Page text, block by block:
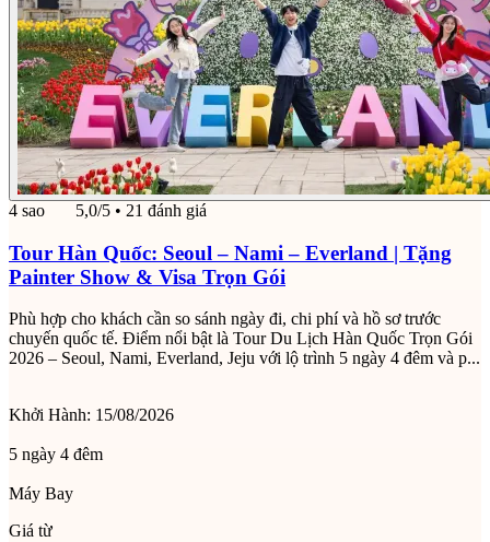
4 sao 5,0/5 • 21 đánh giá
Tour Hàn Quốc: Seoul – Nami – Everland | Tặng
Painter Show & Visa Trọn Gói
Phù hợp cho khách cần so sánh ngày đi, chi phí và hồ sơ trước
chuyến quốc tế. Điểm nổi bật là Tour Du Lịch Hàn Quốc Trọn Gói
2026 – Seoul, Nami, Everland, Jeju với lộ trình 5 ngày 4 đêm và p...
Khởi Hành: 15/08/2026
5 ngày 4 đêm
Máy Bay
Giá từ